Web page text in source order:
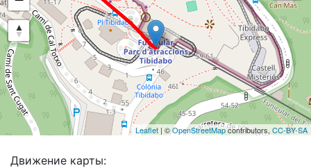
Leaflet | ©OpenStreetMapcontributors, CC-BY-SA
Движение карты: